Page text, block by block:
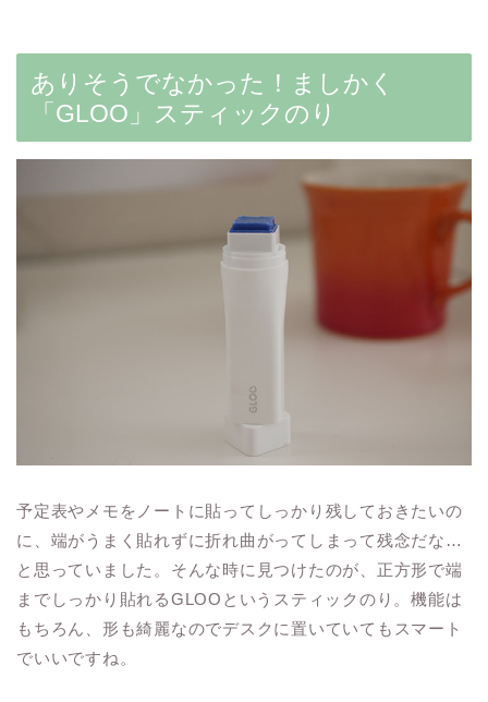
ありそうでなかった！ましかく
「GLOO」スティックのり
予定表やメモをノートに貼ってしっかり残しておきたいの
に、端がうまく貼れずに折れ曲がってしまって残念だな…
と思っていました。そんな時に見つけたのが、正方形で端
までしっかり貼れるGLOOというスティックのり。機能は
もちろん、形も綺麗なのでデスクに置いていてもスマート
でいいですね。